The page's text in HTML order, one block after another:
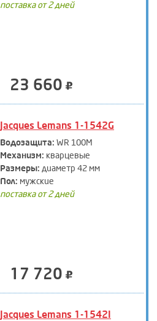
поставка от 2 дней
23 660
Jacques Lemans 1-1542G
Водозащита: WR 100M
Механизм: кварцевые
Размеры: диаметр 42 мм
Пол: мужские
поставка от 2 дней
17 720
Jacques Lemans 1-1542I